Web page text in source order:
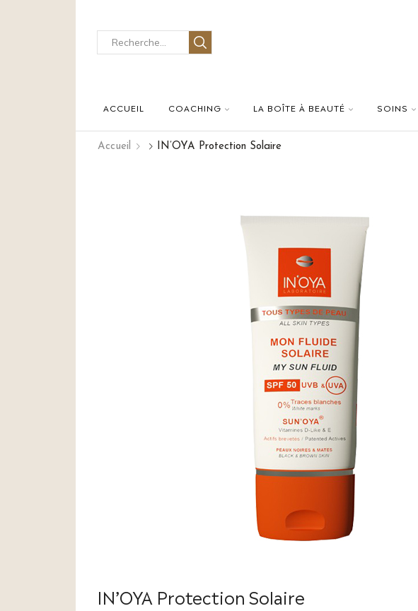
ACCUEIL COACHING LA BOÎTE À BEAUTÉ SOINS
Accueil IN’OYA Protection Solaire
IN’OYA Protection Solaire